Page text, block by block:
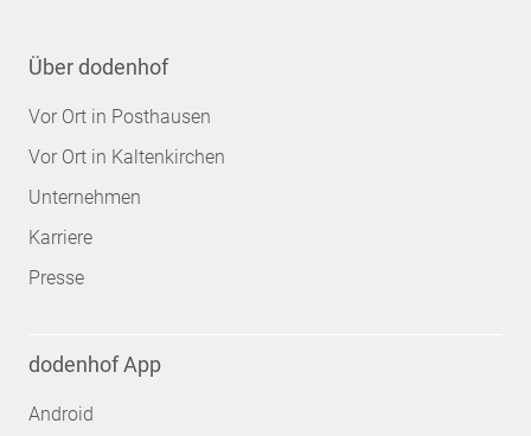
Über dodenhof
Vor Ort in Posthausen
Vor Ort in Kaltenkirchen
Unternehmen
Karriere
Presse
dodenhof App
Android